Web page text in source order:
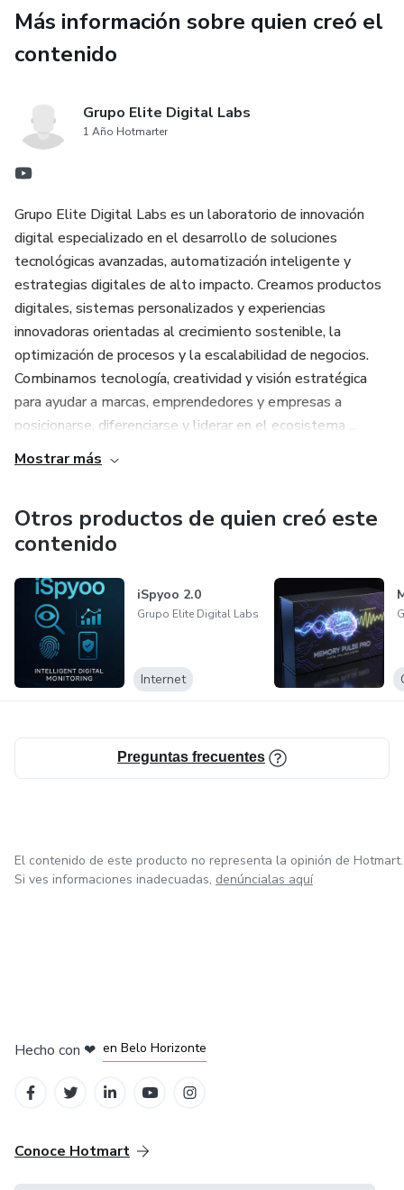
Más información sobre quien creó el
contenido
Grupo Elite Digital Labs
1 Año Hotmarter
Grupo Elite Digital Labs es un laboratorio de innovación
digital especializado en el desarrollo de soluciones
tecnológicas avanzadas, automatización inteligente y
estrategias digitales de alto impacto. Creamos productos
digitales, sistemas personalizados y experiencias
innovadoras orientadas al crecimiento sostenible, la
optimización de procesos y la escalabilidad de negocios.
Combinamos tecnología, creatividad y visión estratégica
para ayudar a marcas, emprendedores y empresas a
posicionarse, diferenciarse y liderar en el ecosistema ...
Mostrar más
Otros productos de quien creó este
contenido
iSpyoo 2.0
Grupo Elite Digital Labs
Internet
Preguntas frecuentes
El contenido de este producto no representa la opinión de Hotmart.
Si ves informaciones inadecuadas, denúncialas aquí
Hecho con ❤ en Belo Horizonte
Conoce Hotmart